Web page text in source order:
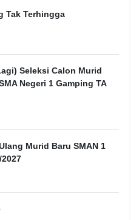
Tak Terhingga
Seleksi Calon Murid
Negeri 1 Gamping TA
Murid Baru SMAN 1